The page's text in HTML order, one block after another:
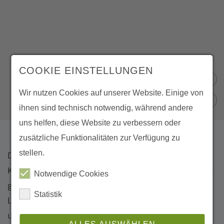
Das Projekt analysiert, wieviel organischer
Kohlenstoff (C) in Schwarzerden in Form von Humus
gebunden ist, wie der Humusgehalt von der
Landnutzung und Art der Bewirtschaftung abhängt
und was die Hauptursachen der Bodendegradation
COOKIE EINSTELLUNGEN
Wir nutzen Cookies auf unserer Website. Einige von
ihnen sind technisch notwendig, während andere
uns helfen, diese Website zu verbessern oder
zusätzliche Funktionalitäten zur Verfügung zu
stellen.
Notwendige Cookies
Statistik